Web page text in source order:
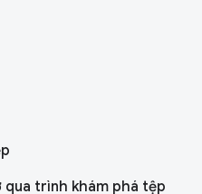
trình khám phá tệp